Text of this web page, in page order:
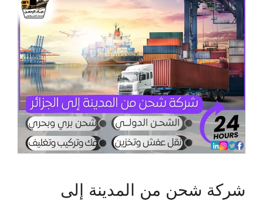
شركة شحن من المدينة إلى